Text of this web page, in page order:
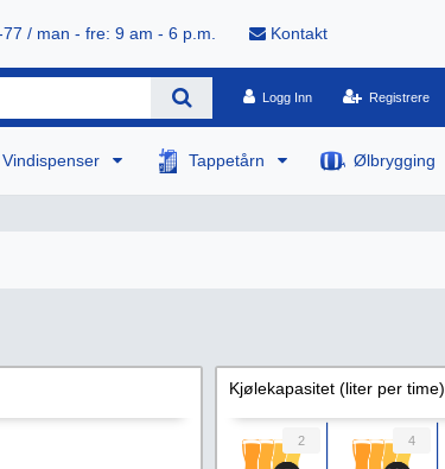
/ man - fre: 9 am - 6 p.m. Kontakt
Logg Inn Registrere
Vindispenser Tappetårn Ølbrygging
Kjølekapasitet (liter per time)
2 4